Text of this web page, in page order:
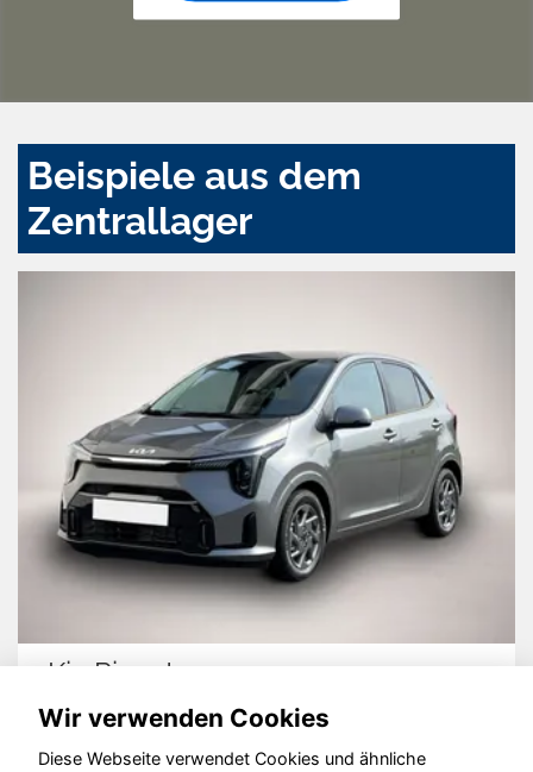
Beispiele aus dem
Zentrallager
Kia Picanto
Wir verwenden Cookies
Diese Webseite verwendet Cookies und ähnliche